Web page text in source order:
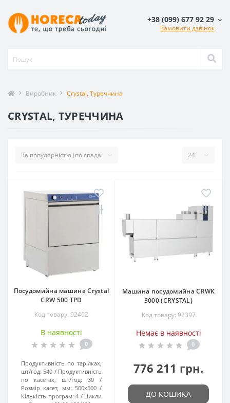
+38 (099) 677 92 29
Замовити дзвінок
Виробник Crystal, Туреччина
CRYSTAL, ТУРЕЧЧИНА
Посудомийна машина Crystal
CRW 500 TPD
Код товару: 92462
В наявності
0
Продуктивність по тарілках,
шт/год: 540
Продуктивність
по касетах, шт/год:
30
Розмір касет, мм: 500x500
Кількість програм: 4
Цикли
Машина посудомийна CRWK
3000 (CRYSTAL)
Код товару: 92397
Немає в наявності
0
776 211 грн.
ДО КОШИКА